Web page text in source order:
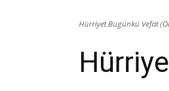
Hürriyet Bugünkü Vefat